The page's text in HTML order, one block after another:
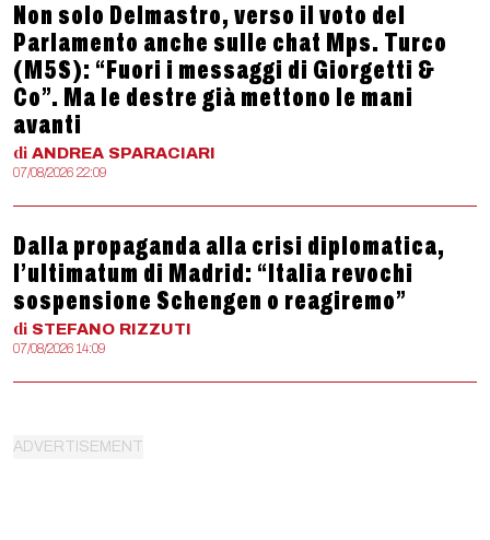
Non solo Delmastro, verso il voto del
Parlamento anche sulle chat Mps. Turco
(M5S): “Fuori i messaggi di Giorgetti &
Co”. Ma le destre già mettono le mani
avanti
di ANDREA SPARACIARI
07/08/2026 22:09
Dalla propaganda alla crisi diplomatica,
l’ultimatum di Madrid: “Italia revochi
sospensione Schengen o reagiremo”
di STEFANO RIZZUTI
07/08/2026 14:09